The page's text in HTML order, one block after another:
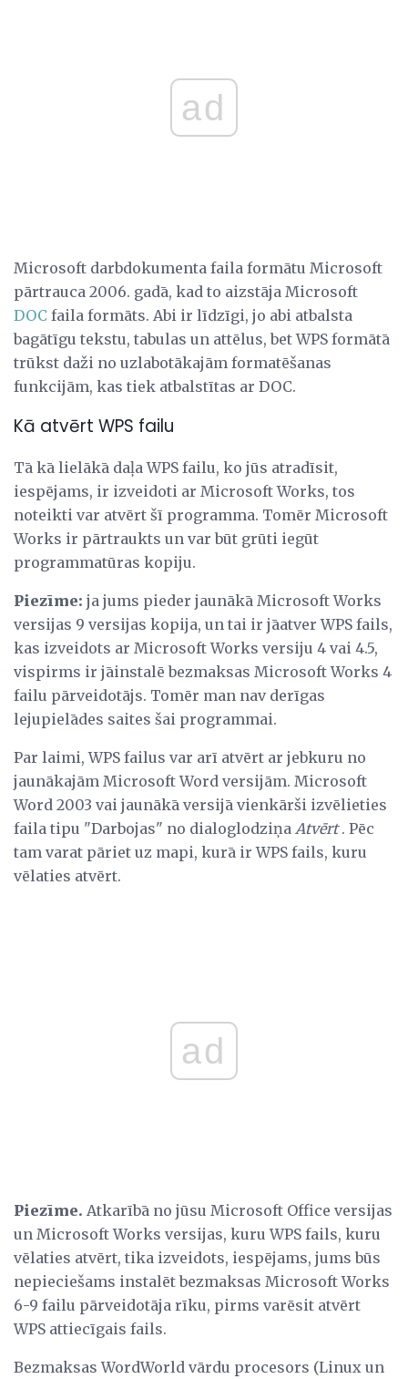
ad
Microsoft darbdokumenta faila formātu Microsoft
pārtrauca 2006. gadā, kad to aizstāja Microsoft
DOC faila formāts. Abi ir līdzīgi, jo abi atbalsta
bagātīgu tekstu, tabulas un attēlus, bet WPS formātā
trūkst daži no uzlabotākajām formatēšanas
funkcijām, kas tiek atbalstītas ar DOC.
Kā atvērt WPS failu
Tā kā lielākā daļa WPS failu, ko jūs atradīsit,
iespējams, ir izveidoti ar Microsoft Works, tos
noteikti var atvērt šī programma. Tomēr Microsoft
Works ir pārtraukts un var būt grūti iegūt
programmatūras kopiju.
Piezīme: ja jums pieder jaunākā Microsoft Works
versijas 9 versijas kopija, un tai ir jāatver WPS fails,
kas izveidots ar Microsoft Works versiju 4 vai 4.5,
vispirms ir jāinstalē bezmaksas Microsoft Works 4
failu pārveidotājs. Tomēr man nav derīgas
lejupielādes saites šai programmai.
Par laimi, WPS failus var arī atvērt ar jebkuru no
jaunākajām Microsoft Word versijām. Microsoft
Word 2003 vai jaunākā versijā vienkārši izvēlieties
faila tipu "Darbojas" no dialoglodziņa Atvērt. Pēc
tam varat pāriet uz mapi, kurā ir WPS fails, kuru
vēlaties atvērt.
ad
Piezīme. Atkarībā no jūsu Microsoft Office versijas
un Microsoft Works versijas, kuru WPS fails, kuru
vēlaties atvērt, tika izveidots, iespējams, jums būs
nepieciešams instalēt bezmaksas Microsoft Works
6-9 failu pārveidotāja rīku, pirms varēsit atvērt
WPS attiecīgais fails.
Bezmaksas WordWorld vārdu procesors (Linux un